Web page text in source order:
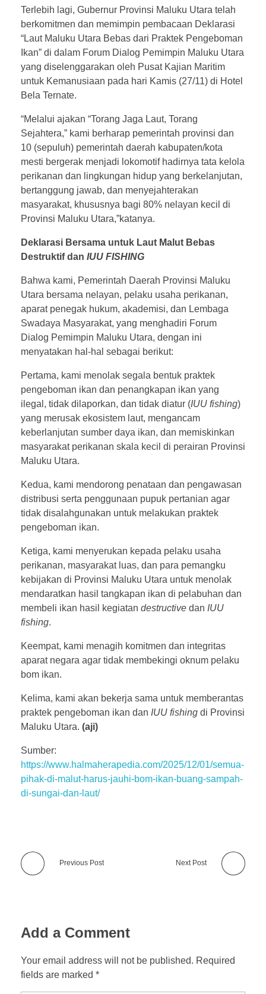
Terlebih lagi, Gubernur Provinsi Maluku Utara telah
berkomitmen dan memimpin pembacaan Deklarasi
“Laut Maluku Utara Bebas dari Praktek Pengeboman
Ikan” di dalam Forum Dialog Pemimpin Maluku Utara
yang diselenggarakan oleh Pusat Kajian Maritim
untuk Kemanusiaan pada hari Kamis (27/11) di Hotel
Bela Ternate.
“Melalui ajakan “Torang Jaga Laut, Torang
Sejahtera,” kami berharap pemerintah provinsi dan
10 (sepuluh) pemerintah daerah kabupaten/kota
mesti bergerak menjadi lokomotif hadirnya tata kelola
perikanan dan lingkungan hidup yang berkelanjutan,
bertanggung jawab, dan menyejahterakan
masyarakat, khususnya bagi 80% nelayan kecil di
Provinsi Maluku Utara,”katanya.
Deklarasi Bersama untuk Laut Malut Bebas
Destruktif dan IUU FISHING
Bahwa kami, Pemerintah Daerah Provinsi Maluku
Utara bersama nelayan, pelaku usaha perikanan,
aparat penegak hukum, akademisi, dan Lembaga
Swadaya Masyarakat, yang menghadiri Forum
Dialog Pemimpin Maluku Utara, dengan ini
menyatakan hal-hal sebagai berikut:
Pertama, kami menolak segala bentuk praktek
pengeboman ikan dan penangkapan ikan yang
ilegal, tidak dilaporkan, dan tidak diatur (IUU fishing)
yang merusak ekosistem laut, mengancam
keberlanjutan sumber daya ikan, dan memiskinkan
masyarakat perikanan skala kecil di perairan Provinsi
Maluku Utara.
Kedua, kami mendorong penataan dan pengawasan
distribusi serta penggunaan pupuk pertanian agar
tidak disalahgunakan untuk melakukan praktek
pengeboman ikan.
Ketiga, kami menyerukan kepada pelaku usaha
perikanan, masyarakat luas, dan para pemangku
kebijakan di Provinsi Maluku Utara untuk menolak
mendaratkan hasil tangkapan ikan di pelabuhan dan
membeli ikan hasil kegiatan destructive dan IUU
fishing.
Keempat, kami menagih komitmen dan integritas
aparat negara agar tidak membekingi oknum pelaku
bom ikan.
Kelima, kami akan bekerja sama untuk memberantas
praktek pengeboman ikan dan IUU fishing di Provinsi
Maluku Utara. (aji)
Sumber:
https://www.halmaherapedia.com/2025/12/01/semua-
pihak-di-malut-harus-jauhi-bom-ikan-buang-sampah-
di-sungai-dan-laut/
Previous Post Next Post
Add a Comment
Your email address will not be published. Required
fields are marked *